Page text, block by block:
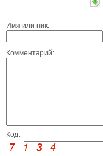
Имя или ник:
Комментарий:
Код: